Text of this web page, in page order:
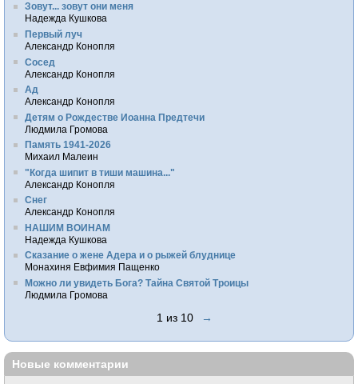
Зовут... зовут они меня
Надежда Кушкова
Первый луч
Александр Конопля
Сосед
Александр Конопля
Ад
Александр Конопля
Детям о Рождестве Иоанна Предтечи
Людмила Громова
Память 1941-2026
Михаил Малеин
"Когда шипит в тиши машина..."
Александр Конопля
Снег
Александр Конопля
НАШИМ ВОИНАМ
Надежда Кушкова
Сказание о жене Адера и о рыжей блуднице
Монахиня Евфимия Пащенко
Можно ли увидеть Бога? Тайна Святой Троицы
Людмила Громова
1 из 10 →
Новые комментарии